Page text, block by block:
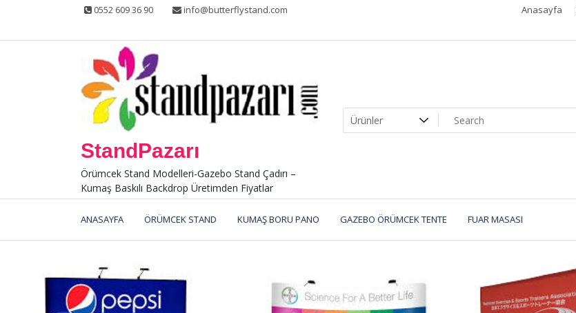
0552 609 36 90 info@butterflystand.com Anasayfa
StandPazarı
Örümcek Stand Modelleri-Gazebo Stand Çadırı –
Kumaş Baskılı Backdrop Üretimden Fiyatlar
ANASAYFA ÖRÜMCEK STAND KUMAŞ BORU PANO GAZEBO ÖRÜMCEK TENTE FUAR MASASI